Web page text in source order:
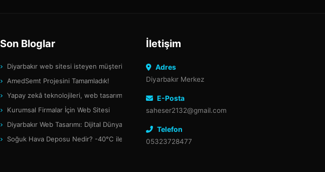
Son Bloglar
Diyarbakır web sitesi isteyen müşteriler burada
AmedSemt Projesini Tamamladık!
Yapay zekâ teknolojileri, web tasarım dünyasında devrim yaratıyor.
Kurumsal Firmalar İçin Web Sitesi
Diyarbakır Web Tasarımı: Dijital Dünyada Güçlü Bir Adım
Soğuk Hava Deposu Nedir? -40°C ile +8°C Arasında Depolama Rehberi
İletişim
Adres
Diyarbakır Merkez
E-Posta
saheser2132@gmail.com
Telefon
05323728477